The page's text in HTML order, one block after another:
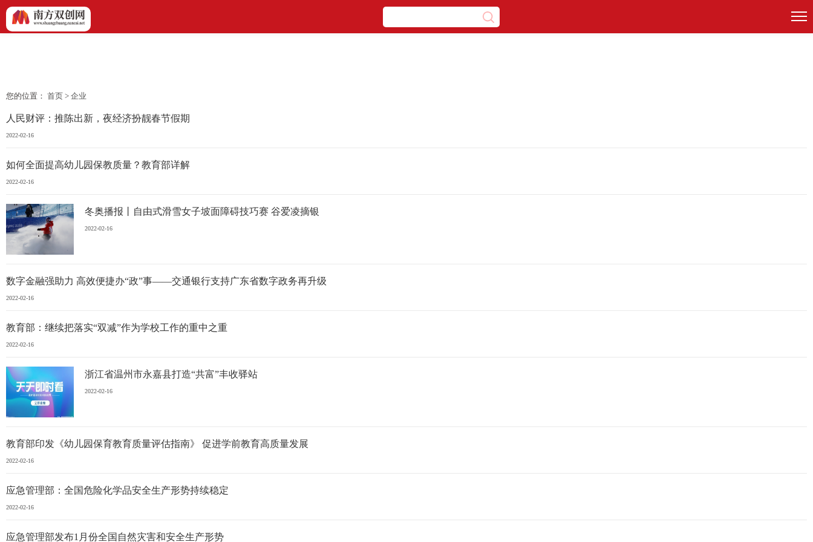
您的位置： 首页 > 企业
人民财评：推陈出新，夜经济扮靓春节假期
2022-02-16
如何全面提高幼儿园保教质量？教育部详解
2022-02-16
冬奥播报丨自由式滑雪女子坡面障碍技巧赛 谷爱凌摘银
2022-02-16
数字金融强助力 高效便捷办“政”事——交通银行支持广东省数字政务再升级
2022-02-16
教育部：继续把落实“双减”作为学校工作的重中之重
2022-02-16
浙江省温州市永嘉县打造“共富”丰收驿站
2022-02-16
教育部印发《幼儿园保育教育质量评估指南》 促进学前教育高质量发展
2022-02-16
应急管理部：全国危险化学品安全生产形势持续稳定
2022-02-16
应急管理部发布1月份全国自然灾害和安全生产形势